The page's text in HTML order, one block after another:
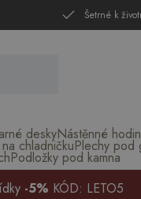
Šetrné k
deskyNástěnné
chladničkuPlechy pod
Podložky pod kamna
-5% KÓD: LETO5